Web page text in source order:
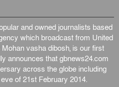
and owned journalists based
which broadcast from United
vasha dibosh, is our first
announces that gbnews24.com
across the globe including
of 21st February 2014.